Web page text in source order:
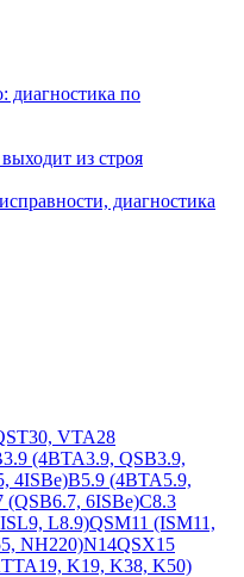
диагностика по
из строя
диагностика
VTA28
(4BTA3.9, QSB3.9,
4ISBe)B5.9 (4BTA5.9,
(QSB6.7, 6ISBe)C8.3
L8.9)QSM11 (ISM11,
NH220)N14QSX15
K19, K38, K50)